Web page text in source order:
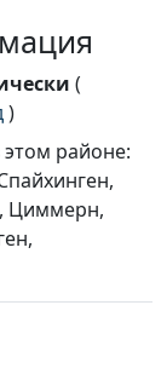
(
)
районе:
Циммерн,